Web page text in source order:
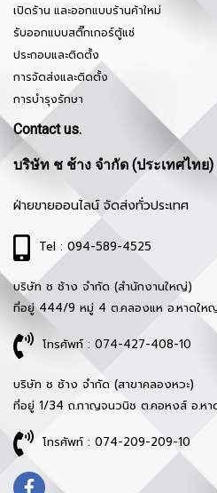
เปิดร้าน และออกแบบร้านค้าใหม่
รับออกแบบสติ๊กเกอร์ตู้แช่
ประกอบและติดตั้ง
การจัดส่งและติดตั้ง
การบำรุงรักษา
Contact us.
บริษัท ช ช้าง จำกัด (ประเทศไทย)
ฝ่ายขายออนไลน์ จัดส่งทั่วประเทศ
Tel : 094-589-4525
บริษัท ช ช้าง จำกัด (สำนักงานใหญ่)
ที่อยู่ 444/9 หมู่ 4 ต.คลองแห อ.หาดให
โทรศัพท์ : 074-427-408-10
บริษัท ช ช้าง จำกัด (สาขาคลองหวะ)
ที่อยู่ 1/34 ถ.กาญจนวนิช ต.คอหงส์ อ.หา
โทรศัพท์ : 074-209-209-10